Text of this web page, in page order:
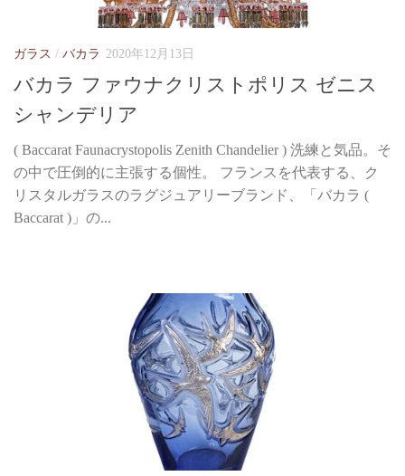
ガラス / バカラ 2020年12月13日
バカラ ファウナクリストポリス ゼニス
シャンデリア
( Baccarat Faunacrystopolis Zenith Chandelier ) 洗練と気品。そ
の中で圧倒的に主張する個性。 フランスを代表する、ク
リスタルガラスのラグジュアリーブランド、「バカラ (
Baccarat )」の...